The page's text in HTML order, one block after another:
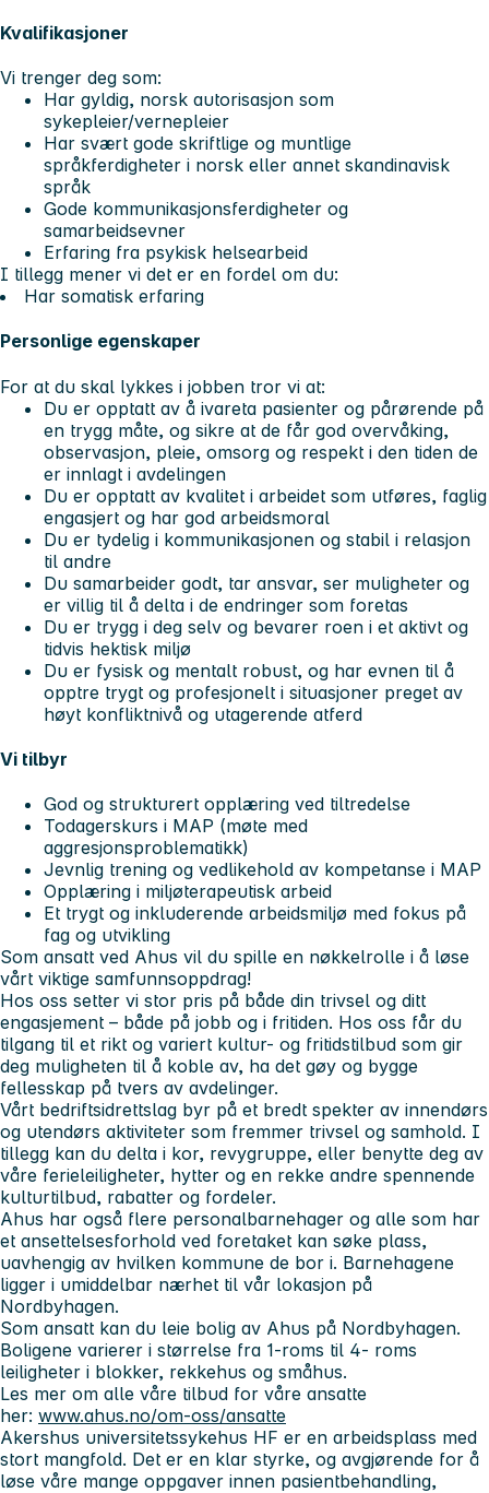
Kvalifikasjoner
Vi trenger deg som:
Har gyldig, norsk autorisasjon som
sykepleier/vernepleier
Har svært gode skriftlige og muntlige
språkferdigheter i norsk eller annet skandinavisk
språk
Gode kommunikasjonsferdigheter og
samarbeidsevner
Erfaring fra psykisk helsearbeid
I tillegg mener vi det er en fordel om du:
Har somatisk erfaring
Personlige egenskaper
For at du skal lykkes i jobben tror vi at:
Du er opptatt av å ivareta pasienter og pårørende på
en trygg måte, og sikre at de får god overvåking,
observasjon, pleie, omsorg og respekt i den tiden de
er innlagt i avdelingen
Du er opptatt av kvalitet i arbeidet som utføres, faglig
engasjert og har god arbeidsmoral
Du er tydelig i kommunikasjonen og stabil i relasjon
til andre
Du samarbeider godt, tar ansvar, ser muligheter og
er villig til å delta i de endringer som foretas
Du er trygg i deg selv og bevarer roen i et aktivt og
tidvis hektisk miljø
Du er fysisk og mentalt robust, og har evnen til å
opptre trygt og profesjonelt i situasjoner preget av
høyt konfliktnivå og utagerende atferd
Vi tilbyr
God og strukturert opplæring ved tiltredelse
Todagerskurs i MAP (møte med
aggresjonsproblematikk)
Jevnlig trening og vedlikehold av kompetanse i MAP
Opplæring i miljøterapeutisk arbeid
Et trygt og inkluderende arbeidsmiljø med fokus på
fag og utvikling
Som ansatt ved Ahus vil du spille en nøkkelrolle i å løse
vårt viktige samfunnsoppdrag!
Hos oss setter vi stor pris på både din trivsel og ditt
engasjement – både på jobb og i fritiden. Hos oss får du
tilgang til et rikt og variert kultur- og fritidstilbud som gir
deg muligheten til å koble av, ha det gøy og bygge
fellesskap på tvers av avdelinger.
Vårt bedriftsidrettslag byr på et bredt spekter av innendørs
og utendørs aktiviteter som fremmer trivsel og samhold. I
tillegg kan du delta i kor, revygruppe, eller benytte deg av
våre ferieleiligheter, hytter og en rekke andre spennende
kulturtilbud, rabatter og fordeler.
Ahus har også flere personalbarnehager og alle som har
et ansettelsesforhold ved foretaket kan søke plass,
uavhengig av hvilken kommune de bor i. Barnehagene
ligger i umiddelbar nærhet til vår lokasjon på
Nordbyhagen.
Som ansatt kan du leie bolig av Ahus på Nordbyhagen.
Boligene varierer i størrelse fra 1-roms til 4- roms
leiligheter i blokker, rekkehus og småhus.
Les mer om alle våre tilbud for våre ansatte
her: www.ahus.no/om-oss/ansatte
Akershus universitetssykehus HF er en arbeidsplass med
stort mangfold. Det er en klar styrke, og avgjørende for å
løse våre mange oppgaver innen pasientbehandling,